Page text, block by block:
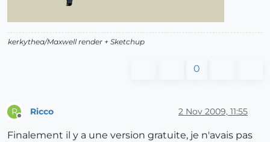
kerkythea/Maxwell render + Sketchup
0
R Ricco 2 Nov 2009, 11:55
Finalement il y a une version gratuite, je n'avais pas